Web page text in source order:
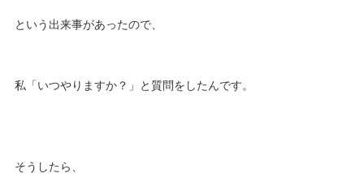
という出来事があったので、
私「いつやりますか？」と質問をしたんです。
そうしたら、